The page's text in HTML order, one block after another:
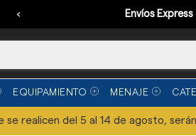
Envíos Express
‹
EQUIPAMIENTO MENAJE
se realicen del 5 al 14 de agosto,